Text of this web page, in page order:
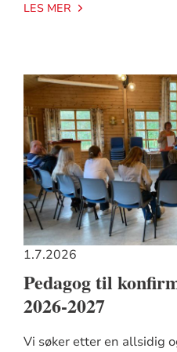
LES MER
1.7.2026
Pedagog til
2026-2027
Vi søker etter en allsidig